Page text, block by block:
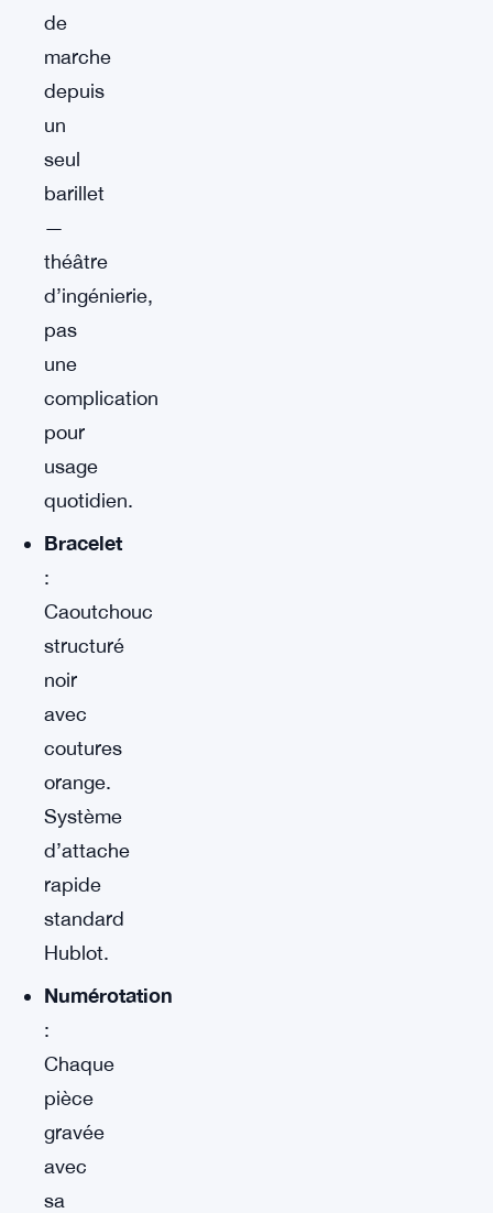
de
marche
depuis
un
seul
barillet
—
théâtre
d’ingénierie,
pas
une
complication
pour
usage
quotidien.
Bracelet
:
Caoutchouc
structuré
noir
avec
coutures
orange.
Système
d’attache
rapide
standard
Hublot.
Numérotation
:
Chaque
pièce
gravée
avec
sa